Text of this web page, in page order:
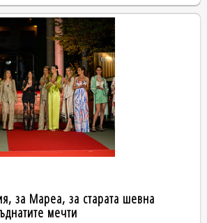
за Мареа, за старата шевна
мечти